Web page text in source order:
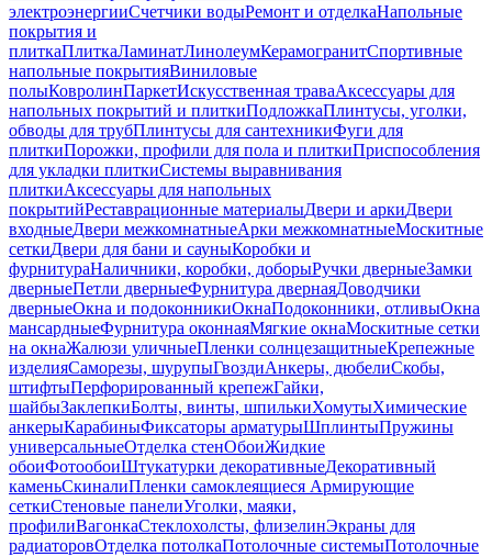
электроэнергииСчетчики водыРемонт и отделкаНапольные
покрытия и
плиткаПлиткаЛаминатЛинолеумКерамогранитСпортивные
напольные покрытияВиниловые
полыКовролинПаркетИскусственная траваАксессуары для
напольных покрытий и плиткиПодложкаПлинтусы, уголки,
обводы для трубПлинтусы для сантехникиФуги для
плиткиПорожки, профили для пола и плиткиПриспособления
для укладки плиткиСистемы выравнивания
плиткиАксессуары для напольных
покрытийРеставрационные материалыДвери и аркиДвери
входныеДвери межкомнатныеАрки межкомнатныеМоскитные
сеткиДвери для бани и сауныКоробки и
фурнитураНаличники, коробки, доборыРучки дверныеЗамки
дверныеПетли дверныеФурнитура двернаяДоводчики
дверныеОкна и подоконникиОкнаПодоконники, отливыОкна
мансардныеФурнитура оконнаяМягкие окнаМоскитные сетки
на окнаЖалюзи уличныеПленки солнцезащитныеКрепежные
изделияСаморезы, шурупыГвоздиАнкеры, дюбелиСкобы,
штифтыПерфорированный крепежГайки,
шайбыЗаклепкиБолты, винты, шпилькиХомутыХимические
анкерыКарабиныФиксаторы арматурыШплинтыПружины
универсальныеОтделка стенОбоиЖидкие
обоиФотообоиШтукатурки декоративныеДекоративный
каменьСкиналиПленки самоклеящиеся Армирующие
сеткиСтеновые панелиУголки, маяки,
профилиВагонкаСтеклохолсты, флизелинЭкраны для
радиаторовОтделка потолкаПотолочные системыПотолочные